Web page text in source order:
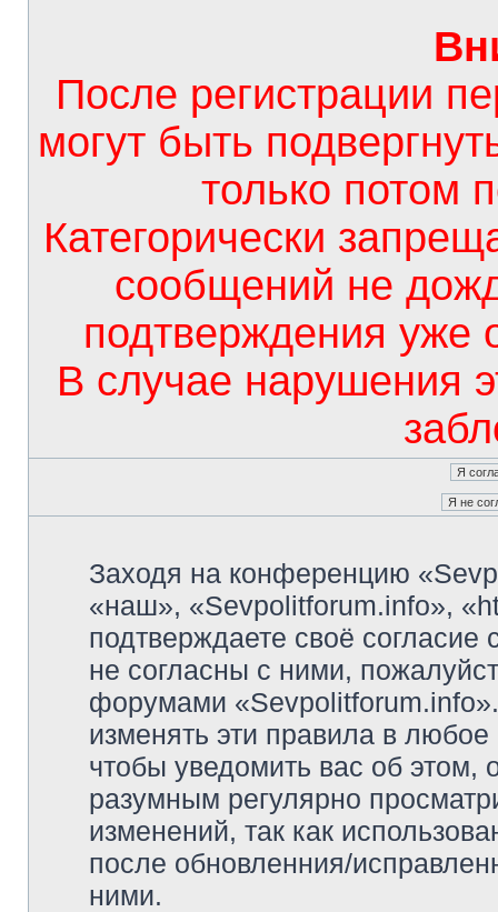
После регистрации
могут быть
только потом
Категорически
сообщений не
подтверждения уже
В случае нарушения
Заходя на конференцию
«наш», «Sevpolitforum.info»,
подтверждаете своё
не согласны с ними,
форумами
изменять эти правила в
чтобы уведомить вас об
разумным регулярно
изменений, так как
после обновленния/
ними.